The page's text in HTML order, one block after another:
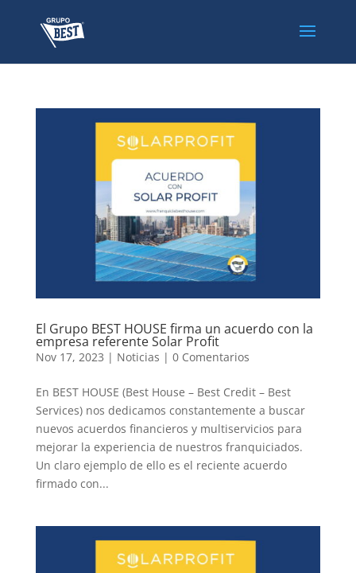
El Grupo BEST HOUSE firma un acuerdo con la
empresa referente Solar Profit
Nov 17, 2023 | Noticias | 0 Comentarios
En BEST HOUSE (Best House – Best Credit – Best
Services) nos dedicamos constantemente a buscar
nuevos acuerdos financieros y multiservicios para
mejorar la experiencia de nuestros franquiciados.
Un claro ejemplo de ello es el reciente acuerdo
firmado con...